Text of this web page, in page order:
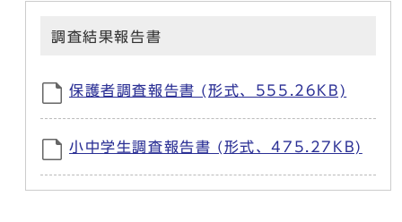
調査結果報告書
保護者調査報告書 (形式、555.26KB)
小中学生調査報告書 (形式、475.27KB)